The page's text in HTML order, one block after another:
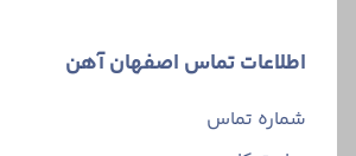
اطلاعات تماس اصفهان آهن
شماره تماس